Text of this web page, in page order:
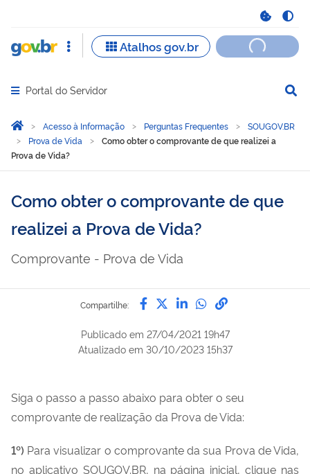
Abrir menu principal de navegação
Portal do Servidor
Você está aqui:
Página Inicial
Acesso à Informação Perguntas Frequentes
SOUGOV.BR
Prova de Vida
Como obter o comprovante de que realizei a
Prova de Vida?
Como obter o comprovante de que
realizei a Prova de Vida?
Comprovante - Prova de Vida
Compartilhe: Compartilhe por Facebook
Compartilhe por Twitter
Compartilhe por
Compartilhe
link para
Publicado em 27/04/2021 19h47
Atualizado em 30/10/2023 15h37
Siga o passo a passo abaixo para obter o seu
comprovante de realização da Prova de Vida:
1º) Para visualizar o comprovante da sua Prova de Vida,
no aplicativo SOUGOV.BR, na página inicial, clique nas